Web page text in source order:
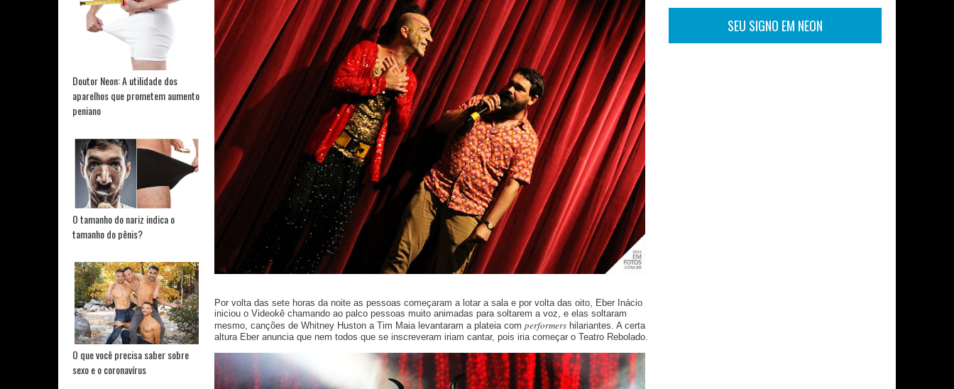
Doutor Neon: A utilidade dos
aparelhos que prometem aumento
peniano
O tamanho do nariz indica o
tamanho do pênis?
O que você precisa saber sobre
sexo e o coronavírus
Por volta das sete horas da noite as pessoas começaram a lotar a sala e por volta das oito, Eber Inácio
iniciou o Videokê chamando ao palco pessoas muito animadas para soltarem a voz, e elas soltaram
mesmo, canções de Whitney Huston a Tim Maia levantaram a plateia com performers hilariantes. A certa
altura Eber anuncia que nem todos que se inscreveram iriam cantar, pois iria começar o Teatro Rebolado.
SEU SIGNO EM NEON